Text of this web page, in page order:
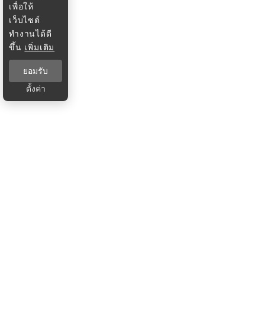
เพื่อให้
เว็บไซต์
ทำงานได้ดี
ขึ้น เพิ่มเติม
ยอมรับ
ตั้งค่า